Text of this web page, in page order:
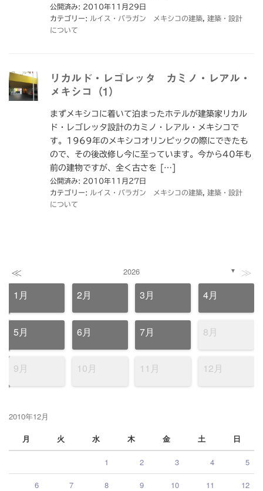
公開済み: 2010年11月29日
カテゴリー: ルイス・バラガン メキシコの建築
建築・設計
について
リカルド・レゴレッタ カミノ・レアル・
メキシコ（1）
まずメキシコに着いて泊まったホテルが建築家リカル
ド・レゴレッタ設計のカミノ・レアル・メキシコで
す。1969年のメキシコオリンピックの際にできたも
ので、その後改修し今に至っています。今から40年も
前の建物ですが、全く古さを […]
公開済み: 2010年11月27日
カテゴリー: ルイス・バラガン メキシコの建築
建築・設計
について
≪ 2026 ▼ ≫
1月 2月 3月 4月
5月 6月 7月 8月
9月 10月 11月 12月
2010年12月
月
火 水 木 金 土 日
1 2 3 4 5
6 7 8 9 10 11 12